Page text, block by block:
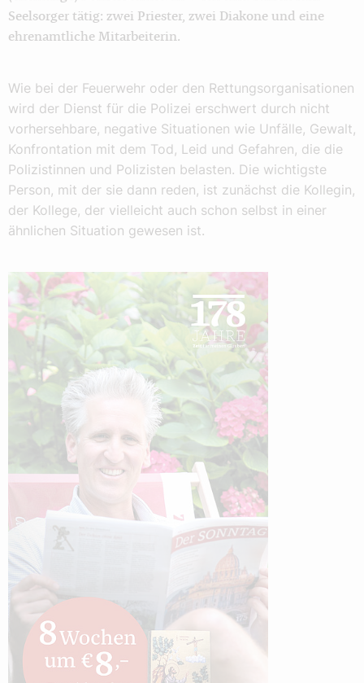
Seelsorger tätig: zwei Priester, zwei Diakone und eine
ehrenamtliche Mitarbeiterin.
Wie bei der Feuerwehr oder den Rettungsorganisationen
wird der Dienst für die Polizei erschwert durch nicht
vorhersehbare, negative Situationen wie Unfälle, Gewalt,
Konfrontation mit dem Tod, Leid und Gefahren, die die
Polizistinnen und Polizisten belasten. Die wichtigste
Person, mit der sie dann reden, ist zunächst die Kollegin,
der Kollege, der vielleicht auch schon selbst in einer
ähnlichen Situation gewesen ist.